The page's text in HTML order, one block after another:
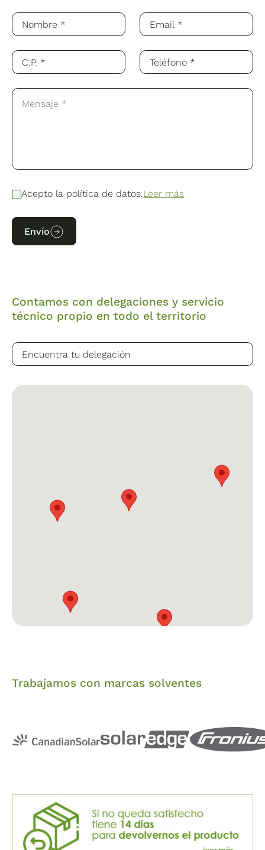
Acepto la política de datos.Leer más
Envío
Contamos con delegaciones y servicio
técnico propio en todo el territorio
Trabajamos con marcas solventes